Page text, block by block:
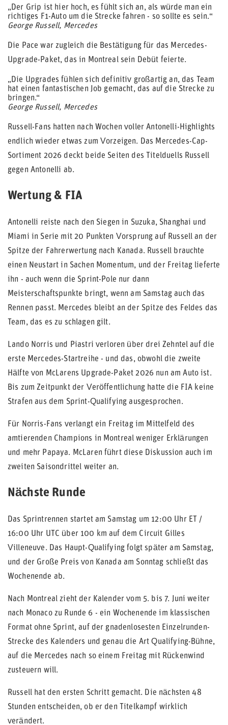
„Der Grip ist hier hoch, es fühlt sich an, als würde man ein
richtiges F1-Auto um die Strecke fahren - so sollte es sein.“
George Russell, Mercedes
Die Pace war zugleich die Bestätigung für das Mercedes-
Upgrade-Paket, das in Montreal sein Debüt feierte.
„Die Upgrades fühlen sich definitiv großartig an, das Team
hat einen fantastischen Job gemacht, das auf die Strecke zu
bringen.“
George Russell, Mercedes
Russell-Fans hatten nach Wochen voller Antonelli-Highlights
endlich wieder etwas zum Vorzeigen. Das Mercedes-Cap-
Sortiment 2026 deckt beide Seiten des Titelduells Russell
gegen Antonelli ab.
Wertung & FIA
Antonelli reiste nach den Siegen in Suzuka, Shanghai und
Miami in Serie mit 20 Punkten Vorsprung auf Russell an der
Spitze der Fahrerwertung nach Kanada. Russell brauchte
einen Neustart in Sachen Momentum, und der Freitag lieferte
ihn - auch wenn die Sprint-Pole nur dann
Meisterschaftspunkte bringt, wenn am Samstag auch das
Rennen passt. Mercedes bleibt an der Spitze des Feldes das
Team, das es zu schlagen gilt.
Lando Norris und Piastri verloren über drei Zehntel auf die
erste Mercedes-Startreihe - und das, obwohl die zweite
Hälfte von McLarens Upgrade-Paket 2026 nun am Auto ist.
Bis zum Zeitpunkt der Veröffentlichung hatte die FIA keine
Strafen aus dem Sprint-Qualifying ausgesprochen.
Für Norris-Fans verlangt ein Freitag im Mittelfeld des
amtierenden Champions in Montreal weniger Erklärungen
und mehr Papaya. McLaren führt diese Diskussion auch im
zweiten Saisondrittel weiter an.
Nächste Runde
Das Sprintrennen startet am Samstag um 12:00 Uhr ET /
16:00 Uhr UTC über 100 km auf dem Circuit Gilles
Villeneuve. Das Haupt-Qualifying folgt später am Samstag,
und der Große Preis von Kanada am Sonntag schließt das
Wochenende ab.
Nach Montreal zieht der Kalender vom 5. bis 7. Juni weiter
nach Monaco zu Runde 6 - ein Wochenende im klassischen
Format ohne Sprint, auf der gnadenlosesten Einzelrunden-
Strecke des Kalenders und genau die Art Qualifying-Bühne,
auf die Mercedes nach so einem Freitag mit Rückenwind
zusteuern will.
Russell hat den ersten Schritt gemacht. Die nächsten 48
Stunden entscheiden, ob er den Titelkampf wirklich
verändert.